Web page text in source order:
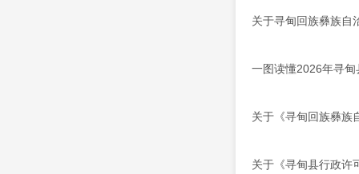
关于寻甸回族彝族自
一图读懂2026年寻
关于《寻甸回族彝
关于《寻甸县行政许